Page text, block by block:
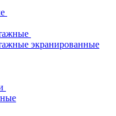
экранированные